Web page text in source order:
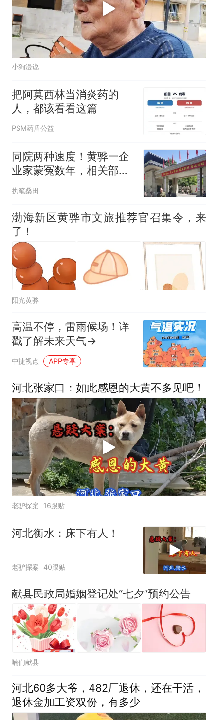
小狗漫说
把阿莫西林当消炎药的
人，都该看看这篇
PSM药盾公益
同院两种速度！黄骅一企
业家蒙冤数年，相关部门
前后巨大反差！
执笔桑田
渤海新区黄骅市文旅推荐官召集令，来
了！
阳光黄骅
高温不停，雷雨候场！详
戳了解未来天气→
中捷视点 APP专享
河北张家口：如此感恩的大黄不多见吧！
老驴探案 16跟贴
河北衡水：床下有人！
老驴探案 40跟贴
献县民政局婚姻登记处“七夕”预约公告
喃们献县
河北60多大爷，482厂退休，还在干活，
退休金加工资双份，有多少